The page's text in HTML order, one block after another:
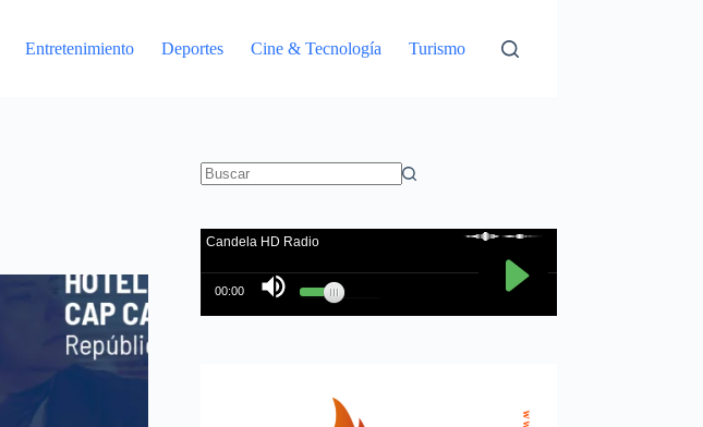
Entretenimiento Deportes Cine & Tecnología Turismo